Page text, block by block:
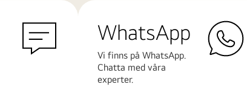
WhatsApp
Vi finns på WhatsApp.
Chatta med våra
experter.